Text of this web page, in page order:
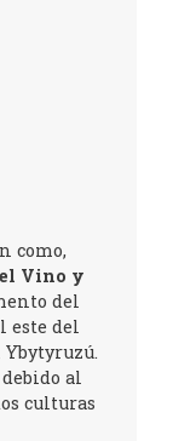
como,
Vino y
del
este del
al
culturas